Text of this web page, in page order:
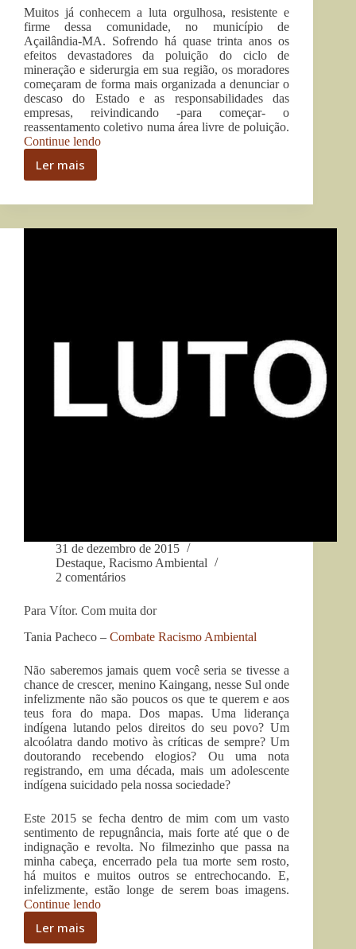
Muitos já conhecem a luta orgulhosa, resistente e
firme dessa comunidade, no município de
Açailândia-MA. Sofrendo há quase trinta anos os
efeitos devastadores da poluição do ciclo de
mineração e siderurgia em sua região, os moradores
começaram de forma mais organizada a denunciar o
descaso do Estado e as responsabilidades das
empresas, reivindicando -para começar- o
reassentamento coletivo numa área livre de poluição.
Continue lendo“Quem
alegria”
Ler mais
Quem
com
31 de dezembro de 2015
Destaque, Racismo Ambiental
2 comentários
Para Vítor. Com muita dor
Tania Pacheco – Combate Racismo Ambiental
Não saberemos jamais quem você seria se tivesse a
chance de crescer, menino Kaingang, nesse Sul onde
infelizmente não são poucos os que te querem e aos
teus fora do mapa. Dos mapas. Uma liderança
indígena lutando pelos direitos do seu povo? Um
alcoólatra dando motivo às críticas de sempre? Um
doutorando recebendo elogios? Ou uma nota
registrando, em uma década, mais um adolescente
indígena suicidado pela nossa sociedade?
Este 2015 se fecha dentro de mim com um vasto
sentimento de repugnância, mais forte até que o de
indignação e revolta. No filmezinho que passa na
minha cabeça, encerrado pela tua morte sem rosto,
há muitos e muitos outros se entrechocando. E,
infelizmente, estão longe de serem boas imagens.
Continue lendo“Para
Ler mais
Para